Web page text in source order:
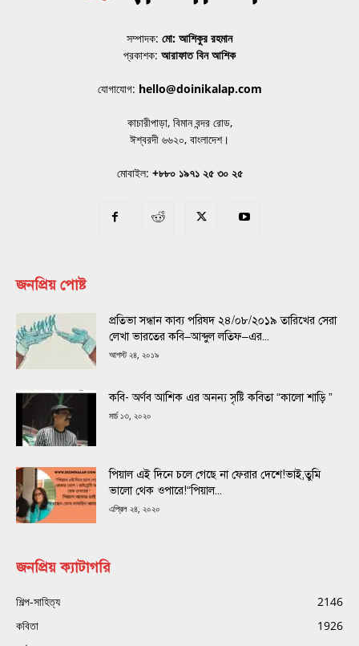
সম্পাদক: মো: আশিকুর রহমান
প্রকাশক: আরাফাত বিন আশিক
যোগাযোগ: hello@doinikalap.com
কাচারীপাড়া, বিমান বন্দর রোড,
ঈশ্বরদী ৬৬২০, বাংলাদেশ।
মোবাইল: +৮৮০ ১৯৭১ ২৫ ৩০ ২৫
জনপ্রিয় পোষ্ট
প্রতিভা সন্ধান কাব্য পরিষদ ২৪/০৮/২০১৯ তারিখের সেরা
লেখা ভারতের কবি–আব্দুল লতিফ–এর...
আগস্ট ২৪, ২০১৯
কবি- অর্ণব আশিক এর অনন্য সৃষ্টি কবিতা “কালো শাড়ি ”
মার্চ ১৩, ২০২০
পিয়াল এই দিনে চলে গেছে না ফেরার দেশে!ভাই,তুমি
ভালো থেক ওপারে!“পিয়াল...
এপ্রিল ২৪, ২০২০
জনপ্রিয় ক্যাটাগরি
শিল্প-সাহিত্য
2146
কবিতা
1926